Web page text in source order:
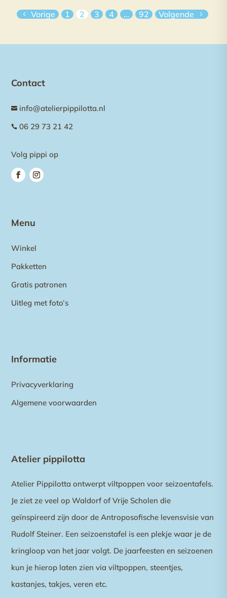
Vorige 1 2 3 4 … 92 Volgende
Contact
 info@atelierpippilotta.nl
 06 29 73 21 42
Volg pippi op
Menu
Winkel
Pakketten
Gratis patronen
Uitleg met foto’s
Informatie
Privacyverklaring
Algemene voorwaarden
Atelier pippilotta
Atelier Pippilotta ontwerpt viltpoppen voor seizoentafels.
Je ziet ze veel op Waldorf of Vrije Scholen die
geïnspireerd zijn door de Antroposofische levensvisie van
Rudolf Steiner. Een seizoenstafel is een plekje waar je de
kringloop van het jaar volgt. De jaarfeesten en seizoenen
kun je hierop laten zien via viltpoppen, steentjes,
kastanjes, takjes, veren etc.